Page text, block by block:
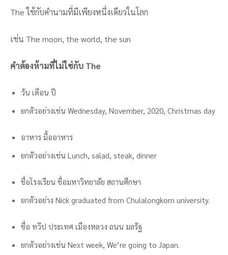
The ใช้กับคำนามที่มีเพียงหนึ่งเดียวในโลก
เช่น The moon, the world, the sun
คำต้องห้ามที่ไม่ใช่กับ The
วัน เดือน ปี
ยกตัวอย่างเช่น Wednesday, November, 2020, Christmas day
อาหาร มื้ออาหาร
ยกตัวอย่างเช่น Lunch, salad, steak, dinner
ชื่อโรงเรียน ชื่อมหาวิทยาลัย สถานศึกษา
ยกตัวอย่าง Nick graduated from Chulalongkorn university.
ชื่อ ทวีป ประเทศ เมืองหลวง ถนน มลรัฐ
ยกตัวอย่างเช่น Next week, We’re going to Japan.